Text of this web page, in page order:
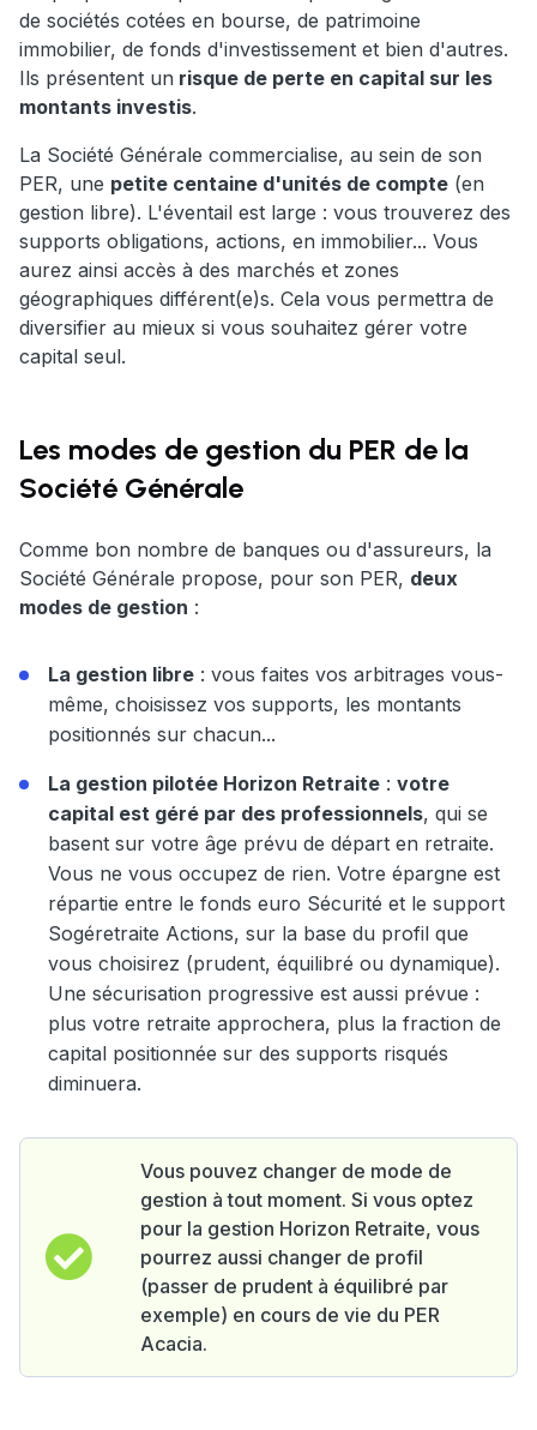
de sociétés cotées en bourse, de patrimoine
immobilier, de fonds d'investissement et bien d'autres.
Ils présentent un risque de perte en capital sur les
montants investis.
La Société Générale commercialise, au sein de son
PER, une petite centaine d'unités de compte (en
gestion libre). L'éventail est large : vous trouverez des
supports obligations, actions, en immobilier... Vous
aurez ainsi accès à des marchés et zones
géographiques différent(e)s. Cela vous permettra de
diversifier au mieux si vous souhaitez gérer votre
capital seul.
Les modes de gestion du PER de la
Société Générale
Comme bon nombre de banques ou d'assureurs, la
Société Générale propose, pour son PER, deux
modes de gestion :
La gestion libre : vous faites vos arbitrages vous-
même, choisissez vos supports, les montants
positionnés sur chacun...
La gestion pilotée Horizon Retraite : votre
capital est géré par des professionnels, qui se
basent sur votre âge prévu de départ en retraite.
Vous ne vous occupez de rien. Votre épargne est
répartie entre le fonds euro Sécurité et le support
Sogéretraite Actions, sur la base du profil que
vous choisirez (prudent, équilibré ou dynamique).
Une sécurisation progressive est aussi prévue :
plus votre retraite approchera, plus la fraction de
capital positionnée sur des supports risqués
diminuera.
Vous pouvez changer de mode de
gestion à tout moment. Si vous optez
pour la gestion Horizon Retraite, vous
pourrez aussi changer de profil
(passer de prudent à équilibré par
exemple) en cours de vie du PER
Acacia.